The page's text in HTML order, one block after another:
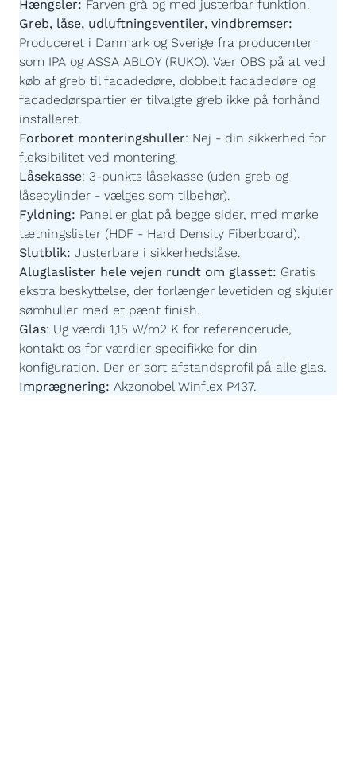
Hængsler: Farven grå og med justerbar funktion.
Greb, låse, udluftningsventiler, vindbremser:
Produceret i Danmark og Sverige fra producenter
som IPA og ASSA ABLOY (RUKO). Vær OBS på at ved
køb af greb til facadedøre, dobbelt facadedøre og
facadedørspartier er tilvalgte greb ikke på forhånd
installeret.
Forboret monteringshuller: Nej - din sikkerhed for
fleksibilitet ved montering.
Låsekasse: 3-punkts låsekasse (uden greb og
låsecylinder - vælges som tilbehør).
Fyldning: Panel er glat på begge sider, med mørke
tætningslister (HDF - Hard Density Fiberboard).
Slutblik: Justerbare i sikkerhedslåse.
Aluglaslister hele vejen rundt om glasset: Gratis
ekstra beskyttelse, der forlænger levetiden og skjuler
sømhuller med et pænt finish.
Glas: Ug værdi 1,15 W/m2 K for referencerude,
kontakt os for værdier specifikke for din
konfiguration. Der er sort afstandsprofil på alle glas.
Imprægnering: Akzonobel Winflex P437.